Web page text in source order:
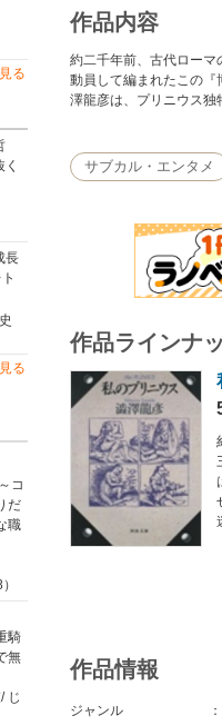
る
長
る
コ
だ
職
騎
無
/ じ
作品内容
約二千年前、古代ロー
動員して編まれたこの
澤龍彦は、プリニウス独
サブカル・エンタメ
作品ラインナ
作品情報
ジャンル ：